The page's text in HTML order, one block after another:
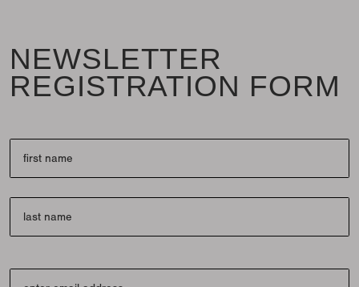
NEWSLETTER
REGISTRATION FORM
first
last